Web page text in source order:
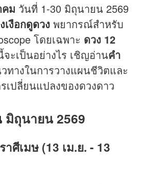
ม วันที่ 1-30 มิถุนายน 2569
เงือกดูดวง พยากรณ์สำหรับ
โดยเฉพาะ ดวง 12
จะเป็นอย่างไร เชิญอ่านคำ
ทางในการวางแผนชีวิตและ
เปลี่ยนแปลงของดวงดาว
มิถุนายน 2569
ศีเมษ (13 เม.ย. - 13